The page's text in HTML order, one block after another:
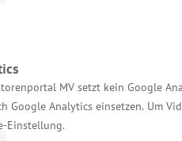
MV setzt kein Google
Google Analytics einsetzen. Um
Einstellung. auf dem B-